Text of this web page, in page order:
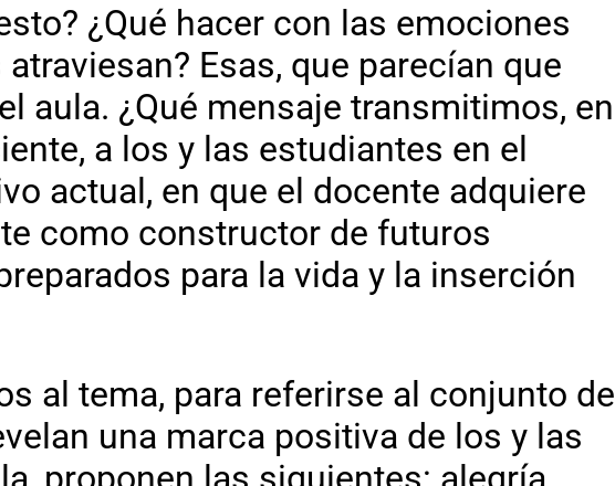
¿Qué hacer con las emociones
Esas, que parecían que
aula. ¿Qué mensaje transmitimos, en
a los y las estudiantes en el
actual, en que el docente adquiere
como constructor de futuros
para la vida y la inserción
al tema, para referirse al conjunto de
una marca positiva de los y las